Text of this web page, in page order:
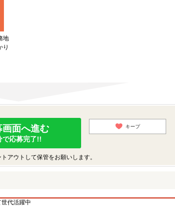
地
り
画面へ進む
で応募完了!!
キープ
アウトして保管をお願いします。
代活躍中